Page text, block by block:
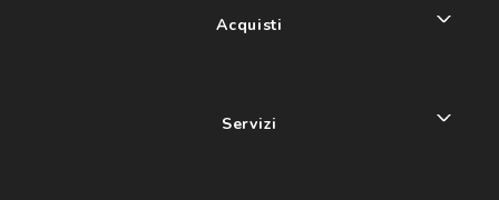
Acquisti
Servizi